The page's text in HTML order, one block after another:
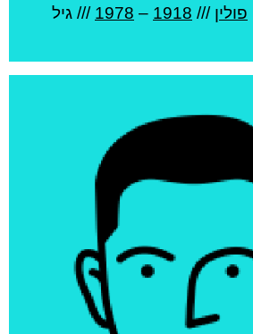
פולין ///
1918
–
1978 /// גיל